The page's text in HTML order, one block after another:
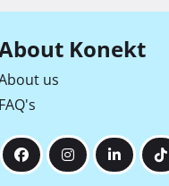
Konekt
us
FAQ's